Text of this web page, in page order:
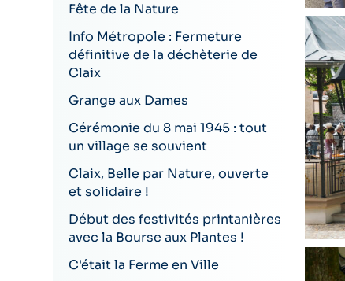
Fête de la Nature
Info Métropole : Fermeture
définitive de la déchèterie de
Claix
Grange aux Dames
Cérémonie du 8 mai 1945 : tout
un village se souvient
Claix, Belle par Nature, ouverte
et solidaire !
Début des festivités printanières
avec la Bourse aux Plantes !
C'était la Ferme en Ville